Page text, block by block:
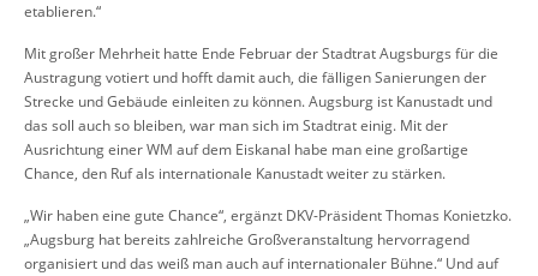
etablieren.“
Mit großer Mehrheit hatte Ende Februar der Stadtrat Augsburgs für die
Austragung votiert und hofft damit auch, die fälligen Sanierungen der
Strecke und Gebäude einleiten zu können. Augsburg ist Kanustadt und
das soll auch so bleiben, war man sich im Stadtrat einig. Mit der
Ausrichtung einer WM auf dem Eiskanal habe man eine großartige
Chance, den Ruf als internationale Kanustadt weiter zu stärken.
„Wir haben eine gute Chance“, ergänzt DKV-Präsident Thomas Konietzko.
„Augsburg hat bereits zahlreiche Großveranstaltung hervorragend
organisiert und das weiß man auch auf internationaler Bühne.“ Und auf